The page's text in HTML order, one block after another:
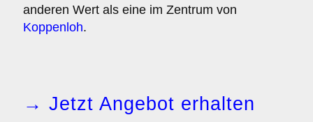
anderen Wert als eine im Zentrum von
Koppenloh.
→ Jetzt Angebot erhalten